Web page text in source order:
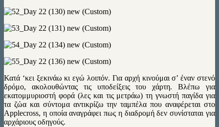
Κατά ‘κει ξεκινάω κι εγώ λοιπόν. Για αρχή κινούμαι σ’ έναν στενό
δρόμο, ακολουθώντας τις υποδείξεις του χάρτη. Βλέπω για
εκατομμυριοστή φορά (λες και τις μετράω) τη γνωστή παγίδα για
τα ζώα και σύντομα αντικρίζω την ταμπέλα που αναφέρεται στο
Applecross, η οποία αναγράφει πως η διαδρομή δεν συνίσταται για
αρχάριους οδηγούς.